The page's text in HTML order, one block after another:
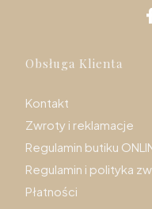
Linki w
Obsługa Klienta
Kontakt
Zwroty i reklamacje
Regulamin butiku
Regulamin i polityka
Płatności